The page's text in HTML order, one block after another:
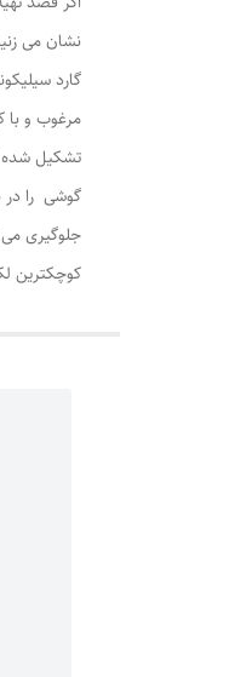
نشان می
گارد
مرغوب و با
تشکیل شده
جلوگیری
کوچکترین